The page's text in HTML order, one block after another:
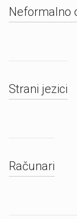
Neformalno
Strani jezici
Računari